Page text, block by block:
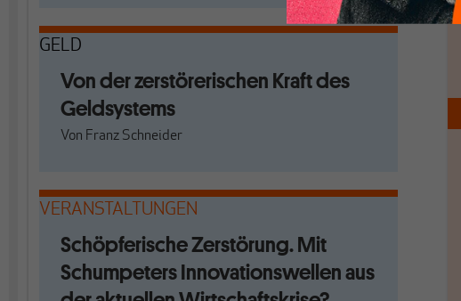
GELD
Von der zerstörerischen Kraft des
Geldsystems
Von Franz Schneider
VERANSTALTUNGEN
Schöpferische Zerstörung. Mit
Schumpeters Innovationswellen aus